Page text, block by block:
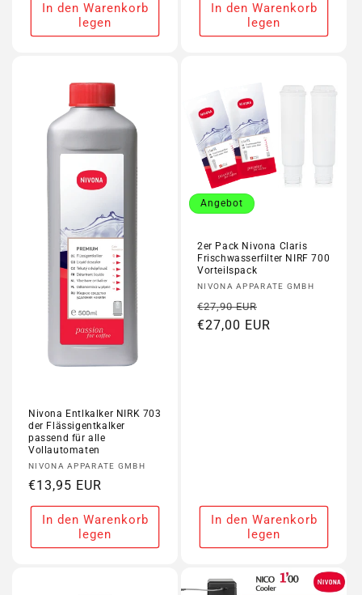
In den Warenkorb
legen
In den Warenkorb
legen
Nivona Entlkalker NIRK 703
der Flässigentkalker
passend für alle
Vollautomaten
Anbieter:
NIVONA APPARATE GMBH
Normaler
Preis
€13,95 EUR
In den Warenkorb
legen
Angebot
2er Pack Nivona Claris
Frischwasserfilter NIRF 700
Vorteilspack
Anbieter:
NIVONA APPARATE GMBH
Normaler
Preis
€27,90 EUR
€27,00 EUR
In den Warenkorb
legen